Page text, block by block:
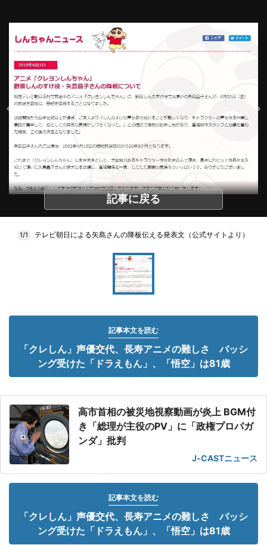
記事に戻る
1/1 テレビ朝日による矢島さんの降板伝える発表文（公式サイトより）
記事本文を読む
「クレしん」声優交代、長寿アニメの難しさ バッシ
ング受けた「ドラえもん」、「悟空」は81歳
高市首相の被災地視察動画が炎上 BGM付
き「総理が主役のPV」に「政権プロパガ
ンダ」批判
J-CASTニュース
記事本文を読む
「クレしん」声優交代、長寿アニメの難しさ バッシ
ング受けた「ドラえもん」、「悟空」は81歳